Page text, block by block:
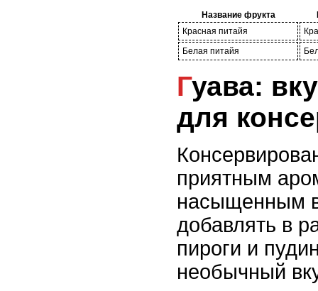
Название фрукта
Красная питайя
Белая питайя
Гуава: вкусный фрукт
для
приятным
насыщенным
добавлять в
пироги и
необычный